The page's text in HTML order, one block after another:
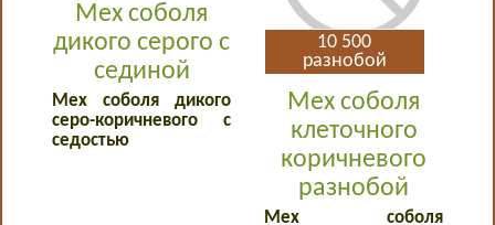
Мех соболя
дикого серого с
сединой
Мех соболя дикого
серо-коричневого с
седостью
10 500
разнобой
Мех соболя
клеточного
коричневого
разнобой
Мех соболя